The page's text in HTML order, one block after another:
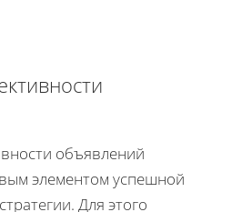
объявлений
элементом успешной
Для этого